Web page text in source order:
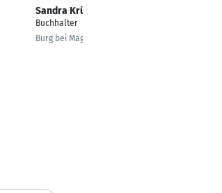
Sandra Krüger
Buchhalter
Burg bei Magdeburg